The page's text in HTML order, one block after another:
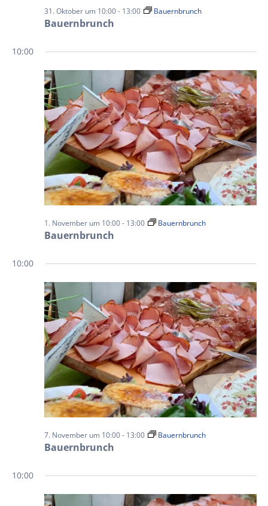
Bauernbrunch
31. Oktober um 10:00- 13:00 Bauernbrunch
10:00
Bauernbrunch
1. November um 10:00- 13:00 Bauernbrunch
10:00
Bauernbrunch
7. November um 10:00- 13:00 Bauernbrunch
10:00